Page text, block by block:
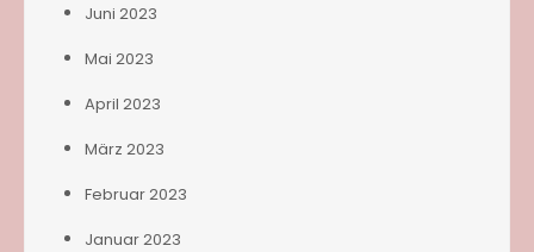
Juni 2023
Mai 2023
April 2023
März 2023
Februar 2023
Januar 2023